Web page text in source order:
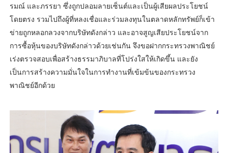
รมณ์ และภรรยา ซึ่งถูกปลอมลายเซ็นต์และเป็นผู้เสียผลประโยชน์
โดยตรง รวมไปถึงผู้ที่หลงเชื่อและร่วมลงทุนในตลาดหลักทรัพย์ก็เข้า
ข่ายถูกหลอกลวงจากบริษัทดังกล่าว และอาจสูญเสียประโยชน์จาก
การซื้อหุ้นของบริษัทดังกล่าวด้วยเช่นกัน จึงขอฝากกระทรวงพาณิชย์
เร่งตรวจสอบเพื่อสร้างธรรมาภิบาลที่โปร่งใสให้เกิดขึ้น และยัง
เป็นการสร้างความมั่นใจในการทำงานที่เข้มข้นของกระทรวง
พาณิชย์อีกด้วย